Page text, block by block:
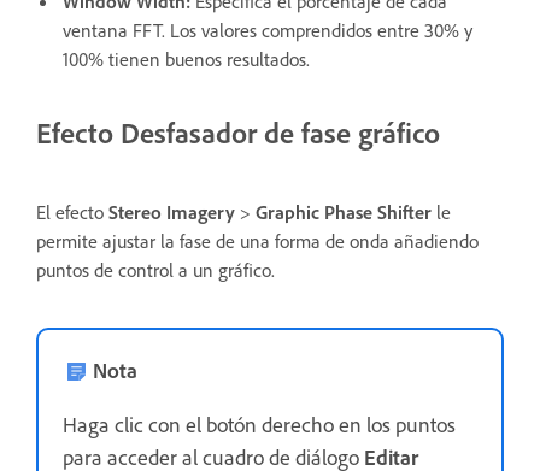
ventana FFT. Los valores comprendidos entre 30% y
100% tienen buenos resultados.
Efecto Desfasador de fase gráfico
El efecto Stereo Imagery > Graphic Phase Shifter le
permite ajustar la fase de una forma de onda añadiendo
puntos de control a un gráfico.
Nota
Haga clic con el botón derecho en los puntos
para acceder al cuadro de diálogo Editar